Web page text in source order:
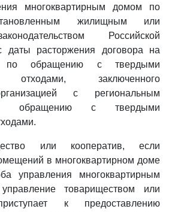
многоквартирным домом по
жилищным или
Российской
даты расторжения договора на
по обращению с твердыми
отходами, заключенного
с региональным
обращению с твердыми
или кооператив, если
в многоквартирном доме
управления многоквартирным
товариществом или
к предоставлению